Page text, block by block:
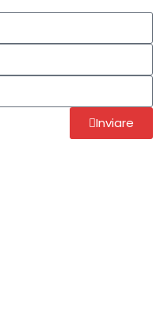
Inviare